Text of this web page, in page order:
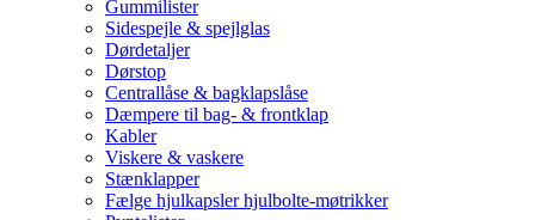
Gummilister
Sidespejle & spejlglas
Dørdetaljer
Dørstop
Centrallåse & bagklapslåse
Dæmpere til bag- & frontklap
Kabler
Viskere & vaskere
Stænklapper
Fælge hjulkapsler hjulbolte-møtrikker